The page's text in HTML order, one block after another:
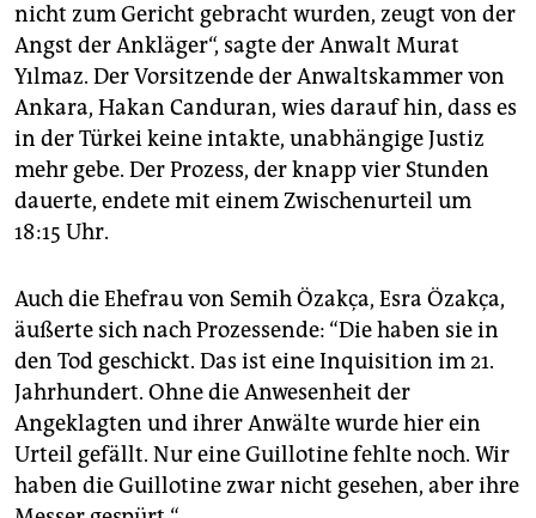
nicht zum Gericht gebracht wurden, zeugt von der
Angst der Ankläger“, sagte der Anwalt Murat
Yılmaz. Der Vorsitzende der Anwaltskammer von
Ankara, Hakan Canduran, wies darauf hin, dass es
in der Türkei keine intakte, unabhängige Justiz
mehr gebe. Der Prozess, der knapp vier Stunden
dauerte, endete mit einem Zwischenurteil um
18:15 Uhr.
Auch die Ehefrau von Semih Özakça, Esra Özakça,
äußerte sich nach Prozessende: “Die haben sie in
den Tod geschickt. Das ist eine Inquisition im 21.
Jahrhundert. Ohne die Anwesenheit der
Angeklagten und ihrer Anwälte wurde hier ein
Urteil gefällt. Nur eine Guillotine fehlte noch. Wir
haben die Guillotine zwar nicht gesehen, aber ihre